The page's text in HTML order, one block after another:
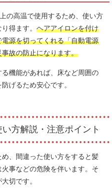
の高温で使用するため、使い方
得ます。 ヘアアイロンを付け
源を切ってくれる「自動電源
故の防止になります。
機能があれば、床など周囲の
げるため安心です。
方解説・注意ポイント
、間違った使い方をすると髪
事などの危険を伴います。そ
切です。